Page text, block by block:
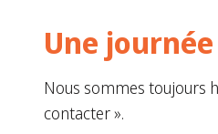
Une
Nous sommes toujours
contacter ».